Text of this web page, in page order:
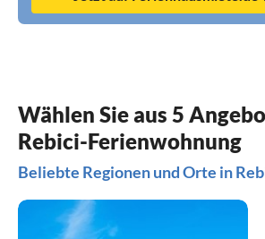
Wählen Sie aus 5
Rebici-Ferienwohnung
Beliebte Regionen und Orte in